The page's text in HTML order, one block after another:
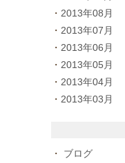
2013年08月
2013年07月
2013年06月
2013年05月
2013年04月
2013年03月
ブログ